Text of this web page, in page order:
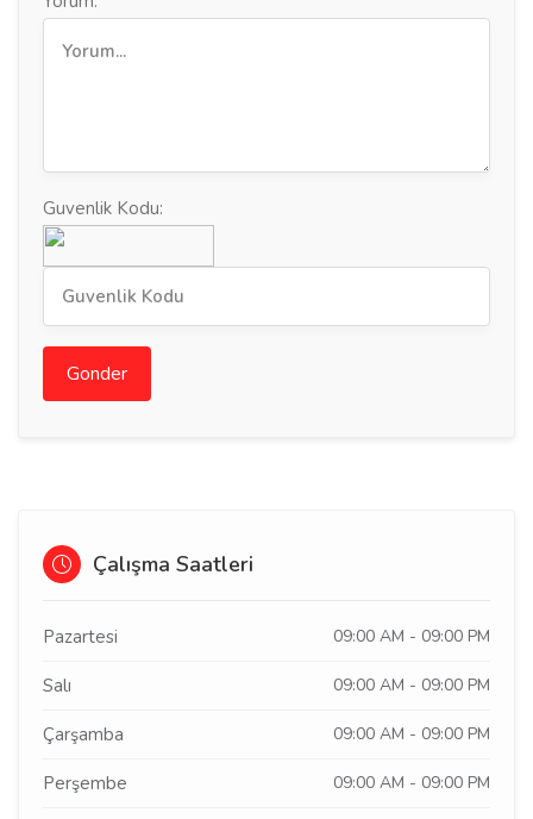
Guvenlik Kodu:
Gonder
Çalışma Saatleri
Pazartesi 09:00 AM - 09:00 PM
Salı 09:00 AM - 09:00 PM
Çarşamba 09:00 AM - 09:00 PM
Perşembe 09:00 AM - 09:00 PM